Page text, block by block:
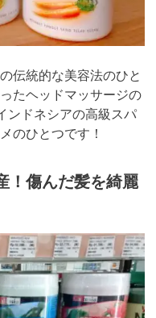
伝統的な美容法のひと
たヘッドマッサージの
ンドネシアの高級スパ
のひとつです！
！傷んだ髪を綺麗